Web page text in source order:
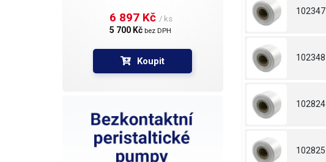
6 897 Kč / ks
5 700 Kč bez DPH
Koupit
102347
102348
102824
102825